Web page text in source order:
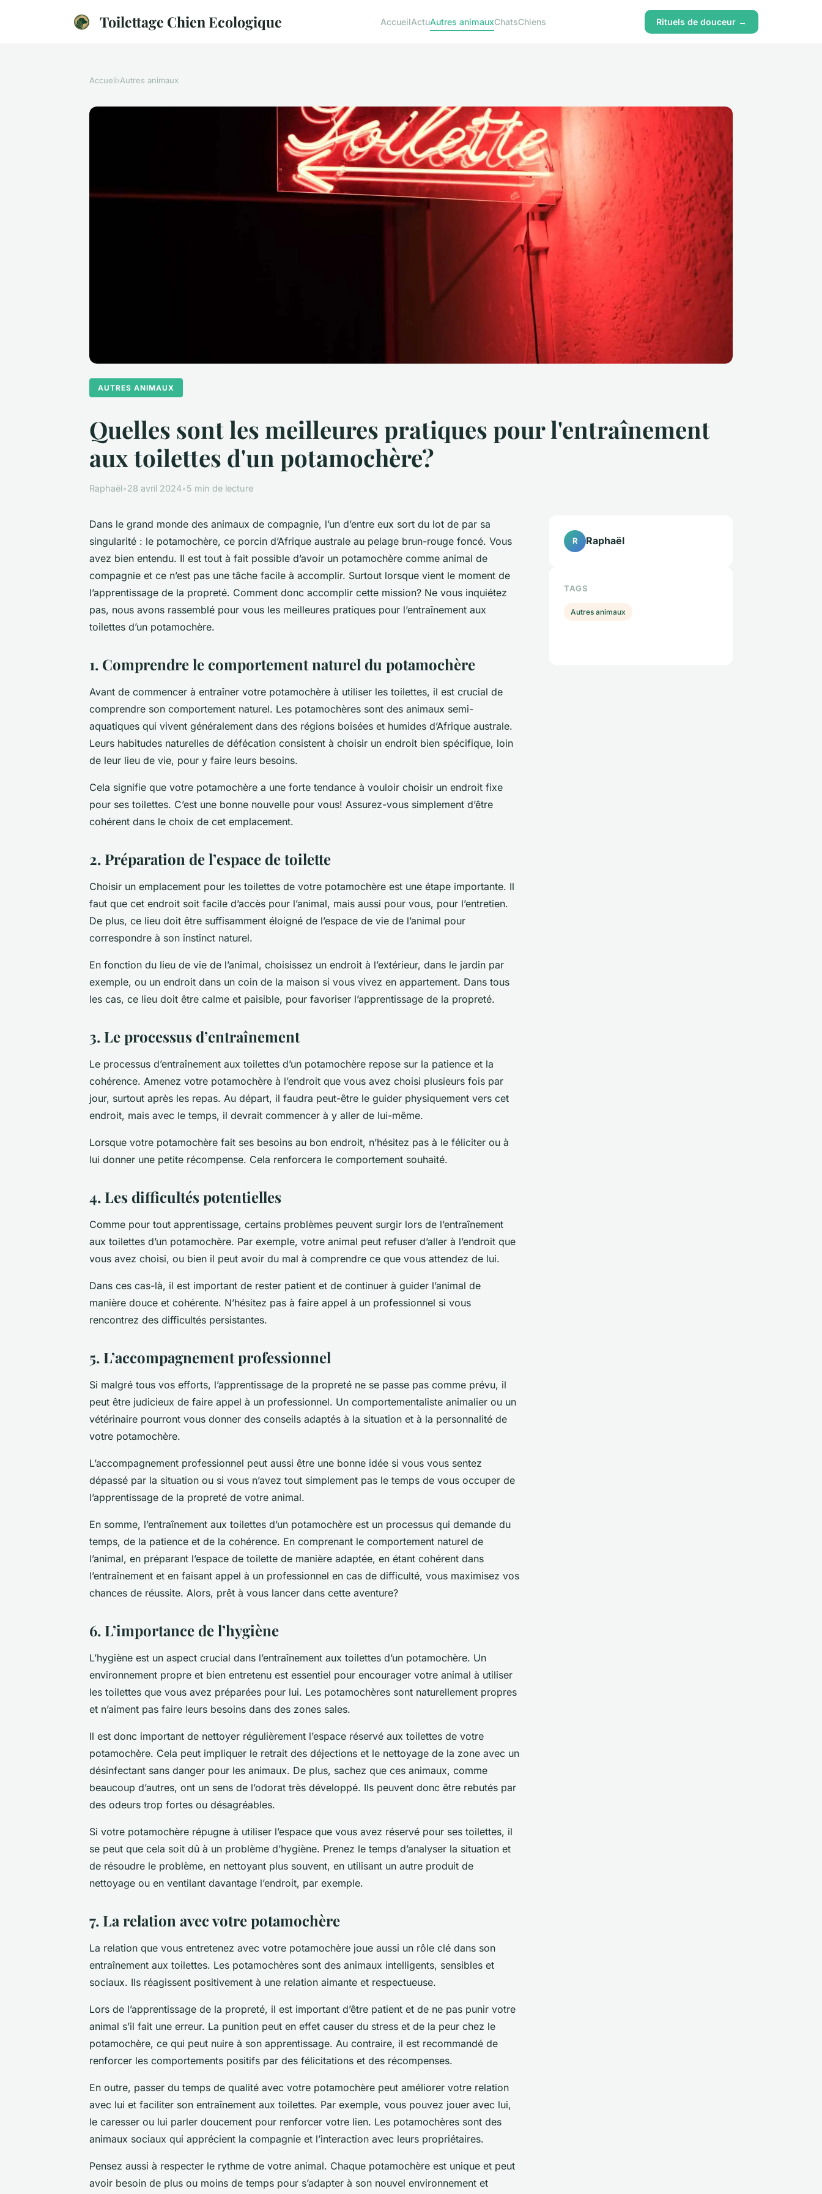
Toilettage Chien Ecologique AccueilActuAutres animauxChatsChiens Rituels de douceur →
Accueil›Autres animaux
AUTRES ANIMAUX
Quelles sont les meilleures pratiques pour l'entraînement
aux toilettes d'un potamochère?
Raphaël•28 avril 2024•5 min de lecture
Dans le grand monde des animaux de compagnie, l’un d’entre eux sort du lot de par sa
singularité : le potamochère, ce porcin d’Afrique australe au pelage brun-rouge foncé. Vous
avez bien entendu. Il est tout à fait possible d’avoir un potamochère comme animal de
compagnie et ce n’est pas une tâche facile à accomplir. Surtout lorsque vient le moment de
l’apprentissage de la propreté. Comment donc accomplir cette mission? Ne vous inquiétez
pas, nous avons rassemblé pour vous les meilleures pratiques pour l’entraînement aux
toilettes d’un potamochère.
1. Comprendre le comportement naturel du potamochère
Avant de commencer à entraîner votre potamochère à utiliser les toilettes, il est crucial de
comprendre son comportement naturel. Les potamochères sont des animaux semi-
aquatiques qui vivent généralement dans des régions boisées et humides d’Afrique australe.
Leurs habitudes naturelles de défécation consistent à choisir un endroit bien spécifique, loin
de leur lieu de vie, pour y faire leurs besoins.
Cela signifie que votre potamochère a une forte tendance à vouloir choisir un endroit fixe
pour ses toilettes. C’est une bonne nouvelle pour vous! Assurez-vous simplement d’être
cohérent dans le choix de cet emplacement.
2. Préparation de l’espace de toilette
Choisir un emplacement pour les toilettes de votre potamochère est une étape importante. Il
faut que cet endroit soit facile d’accès pour l’animal, mais aussi pour vous, pour l’entretien.
De plus, ce lieu doit être suffisamment éloigné de l’espace de vie de l’animal pour
correspondre à son instinct naturel.
En fonction du lieu de vie de l’animal, choisissez un endroit à l’extérieur, dans le jardin par
exemple, ou un endroit dans un coin de la maison si vous vivez en appartement. Dans tous
les cas, ce lieu doit être calme et paisible, pour favoriser l’apprentissage de la propreté.
3. Le processus d’entraînement
Le processus d’entraînement aux toilettes d’un potamochère repose sur la patience et la
cohérence. Amenez votre potamochère à l’endroit que vous avez choisi plusieurs fois par
jour, surtout après les repas. Au départ, il faudra peut-être le guider physiquement vers cet
endroit, mais avec le temps, il devrait commencer à y aller de lui-même.
Lorsque votre potamochère fait ses besoins au bon endroit, n’hésitez pas à le féliciter ou à
lui donner une petite récompense. Cela renforcera le comportement souhaité.
4. Les difficultés potentielles
Comme pour tout apprentissage, certains problèmes peuvent surgir lors de l’entraînement
aux toilettes d’un potamochère. Par exemple, votre animal peut refuser d’aller à l’endroit que
vous avez choisi, ou bien il peut avoir du mal à comprendre ce que vous attendez de lui.
Dans ces cas-là, il est important de rester patient et de continuer à guider l’animal de
manière douce et cohérente. N’hésitez pas à faire appel à un professionnel si vous
rencontrez des difficultés persistantes.
5. L’accompagnement professionnel
Si malgré tous vos efforts, l’apprentissage de la propreté ne se passe pas comme prévu, il
peut être judicieux de faire appel à un professionnel. Un comportementaliste animalier ou un
vétérinaire pourront vous donner des conseils adaptés à la situation et à la personnalité de
votre potamochère.
L’accompagnement professionnel peut aussi être une bonne idée si vous vous sentez
dépassé par la situation ou si vous n’avez tout simplement pas le temps de vous occuper de
l’apprentissage de la propreté de votre animal.
En somme, l’entraînement aux toilettes d’un potamochère est un processus qui demande du
temps, de la patience et de la cohérence. En comprenant le comportement naturel de
l’animal, en préparant l’espace de toilette de manière adaptée, en étant cohérent dans
l’entraînement et en faisant appel à un professionnel en cas de difficulté, vous maximisez vos
chances de réussite. Alors, prêt à vous lancer dans cette aventure?
6. L’importance de l’hygiène
L’hygiène est un aspect crucial dans l’entraînement aux toilettes d’un potamochère. Un
environnement propre et bien entretenu est essentiel pour encourager votre animal à utiliser
les toilettes que vous avez préparées pour lui. Les potamochères sont naturellement propres
et n’aiment pas faire leurs besoins dans des zones sales.
Il est donc important de nettoyer régulièrement l’espace réservé aux toilettes de votre
potamochère. Cela peut impliquer le retrait des déjections et le nettoyage de la zone avec un
désinfectant sans danger pour les animaux. De plus, sachez que ces animaux, comme
beaucoup d’autres, ont un sens de l’odorat très développé. Ils peuvent donc être rebutés par
des odeurs trop fortes ou désagréables.
Si votre potamochère répugne à utiliser l’espace que vous avez réservé pour ses toilettes, il
se peut que cela soit dû à un problème d’hygiène. Prenez le temps d’analyser la situation et
de résoudre le problème, en nettoyant plus souvent, en utilisant un autre produit de
nettoyage ou en ventilant davantage l’endroit, par exemple.
7. La relation avec votre potamochère
La relation que vous entretenez avec votre potamochère joue aussi un rôle clé dans son
entraînement aux toilettes. Les potamochères sont des animaux intelligents, sensibles et
sociaux. Ils réagissent positivement à une relation aimante et respectueuse.
Lors de l’apprentissage de la propreté, il est important d’être patient et de ne pas punir votre
animal s’il fait une erreur. La punition peut en effet causer du stress et de la peur chez le
potamochère, ce qui peut nuire à son apprentissage. Au contraire, il est recommandé de
renforcer les comportements positifs par des félicitations et des récompenses.
En outre, passer du temps de qualité avec votre potamochère peut améliorer votre relation
avec lui et faciliter son entraînement aux toilettes. Par exemple, vous pouvez jouer avec lui,
le caresser ou lui parler doucement pour renforcer votre lien. Les potamochères sont des
animaux sociaux qui apprécient la compagnie et l’interaction avec leurs propriétaires.
Pensez aussi à respecter le rythme de votre animal. Chaque potamochère est unique et peut
avoir besoin de plus ou moins de temps pour s’adapter à son nouvel environnement et
R Raphaël
TAGS
Autres animaux